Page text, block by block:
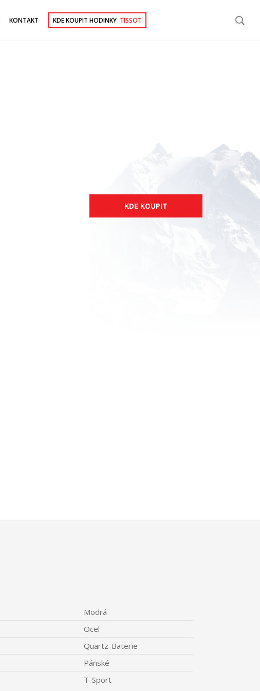
KONTAKT KDE KOUPIT HODINKY TISSOT
KDE KOUPIT
Modrá
Ocel
Quartz-Baterie
Pánské
T-Sport